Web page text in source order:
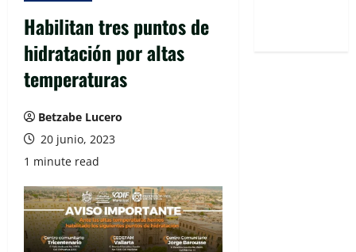
Habilitan tres puntos de
hidratación por altas
temperaturas
Betzabe Lucero
20 junio, 2023
1 minute read